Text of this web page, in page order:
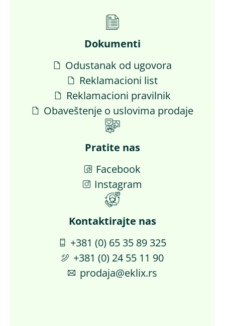
Dokumenti
Odustanak od ugovora
Reklamacioni list
Reklamacioni pravilnik
Obaveštenje o uslovima prodaje
Pratite nas
Facebook
Instagram
Kontaktirajte nas​
+381 (0) 65 35 89 325
+381 (0) 24 55 11 90
prodaja@eklix.rs